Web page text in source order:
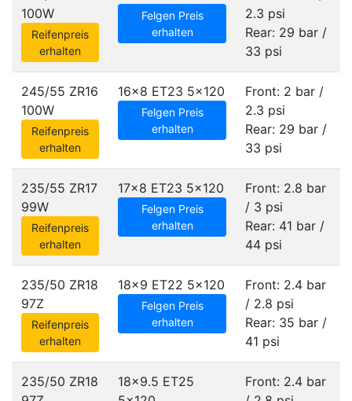
100W
Reifenpreis
erhalten
Felgen Preis
erhalten
2.3 psi
Rear: 29 bar /
33 psi
245/55 ZR16
100W
Reifenpreis
erhalten
16x8 ET23 5x120
Felgen Preis
erhalten
Front: 2 bar /
2.3 psi
Rear: 29 bar /
33 psi
235/55 ZR17
99W
Reifenpreis
erhalten
17x8 ET23 5x120
Felgen Preis
erhalten
Front: 2.8 bar
/ 3 psi
Rear: 41 bar /
44 psi
235/50 ZR18
97Z
Reifenpreis
erhalten
18x9 ET22 5x120
Felgen Preis
erhalten
Front: 2.4 bar
/ 2.8 psi
Rear: 35 bar /
41 psi
235/50 ZR18
18x9.5 ET25
Front: 2.4 bar